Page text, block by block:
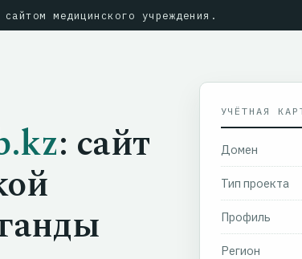
медицинского учреждения.
: сайт
УЧЁТНАЯ
Домен
Тип проекта
Профиль
Регион